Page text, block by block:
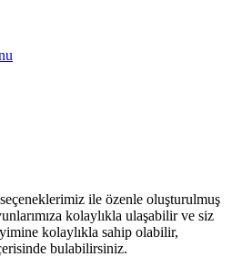
seçeneklerimiz ile özenle oluşturulmuş
kolaylıkla ulaşabilir ve siz
kolaylıkla sahip olabilir,
bulabilirsiniz.